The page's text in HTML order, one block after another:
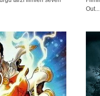
Out...